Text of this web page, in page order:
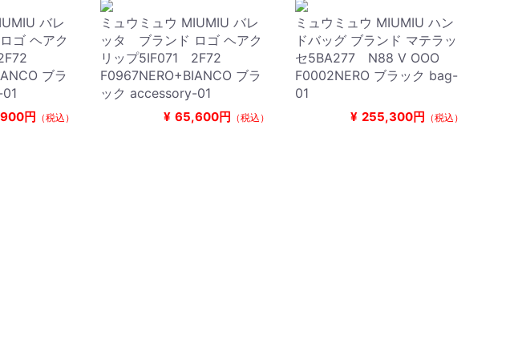
バレ
ゴ ヘアク
ブラ
円 （税込）
ミュウミュウ MIUMIU バレ
ッタ ブランド ロゴ ヘアク
リップ5IF071 2F72
F0967NERO+BIANCO ブラ
ック accessory-01
¥ 65,600円 （税込）
ミュウミュウ MIUMIU ハン
ドバッグ ブランド マテラッ
セ5BA277 N88 V OOO
F0002NERO ブラック bag-
01
¥ 255,300円 （税込）